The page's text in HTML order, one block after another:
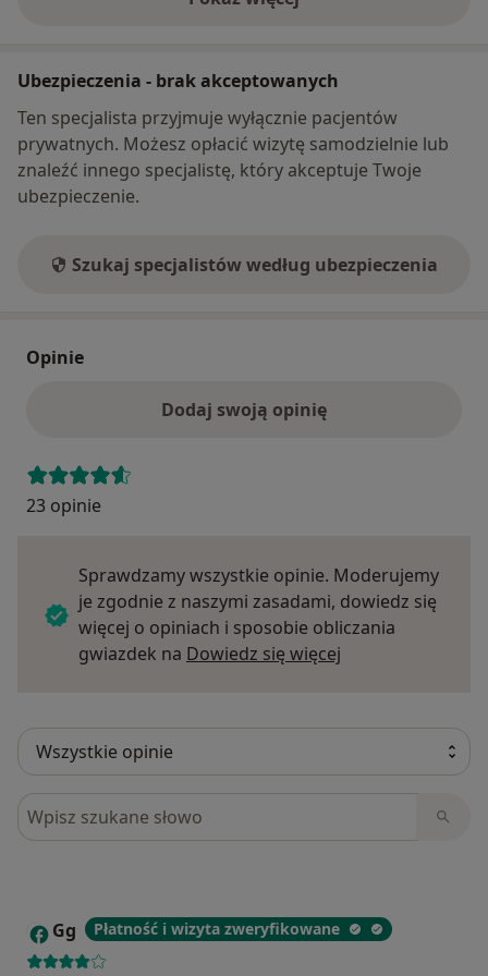
o adresie
Ubezpieczenia - brak akceptowanych
Ten specjalista przyjmuje wyłącznie pacjentów
prywatnych. Możesz opłacić wizytę samodzielnie lub
znaleźć innego specjalistę, który akceptuje Twoje
ubezpieczenie.
Szukaj specjalistów według ubezpieczenia
Opinie
Dodaj swoją opinię
23 opinie
Sprawdzamy wszystkie opinie. Moderujemy
je zgodnie z naszymi zasadami, dowiedz się
więcej o opiniach i sposobie obliczania
gwiazdek na Dowiedz się więcej
Szukaj w opiniach
G Gg Płatność i wizyta zweryfikowane